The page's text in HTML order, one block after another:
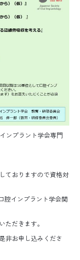
ンプラント学会専門
ておりますので資格対
腔インプラント学会関
ただきます。
非お申し込みくださ